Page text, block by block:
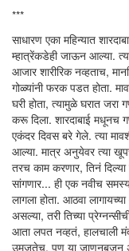
***
साधारण एका महिन्यात
म्हात्रेंकडेही जाऊन आल्या.
आजार शारीरिक नव्हताच,
गोळ्यांनी फरक पडत होता.
घरी होता, त्यामुळे घरात जरा
करू दिला. शारदाबाई मधूनच
एकंदर दिवस बरे गेले. त्या
आल्या. मात्र अनुयेवर त्या
तरच काम करणार, तिनं
सांगणार... ही एक नवीच
लागला होता. आठवा
असल्या, तरी तिच्या
आता लपत नव्हतं, हालचाली
उमजतेच. पण या जाणूनबुजून